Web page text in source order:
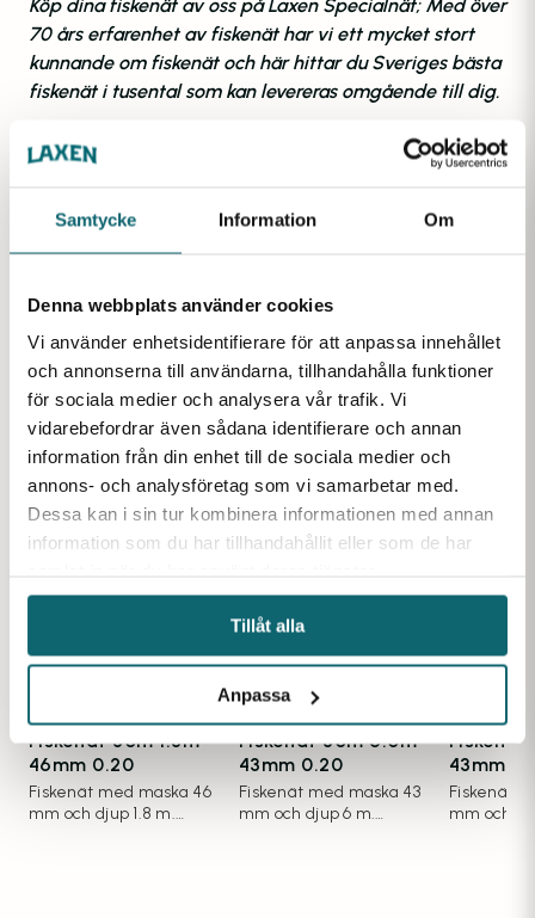
Samtycke Information Om
Denna webbplats använder cookies
Vi använder enhetsidentifierare för att anpassa innehållet
och annonserna till användarna, tillhandahålla funktioner
för sociala medier och analysera vår trafik. Vi
vidarebefordrar även sådana identifierare och annan
information från din enhet till de sociala medier och
annons- och analysföretag som vi samarbetar med.
Dessa kan i sin tur kombinera informationen med annan
information som du har tillhandahållit eller som de har
Tillåt alla
Anpassa
Köp dina fiskenät av oss på Laxen Specialnät; Med över
70 års erfarenhet av fiskenät har vi ett mycket stort
kunnande om fiskenät och här hittar du Sveriges bästa
fiskenät i tusental som kan levereras omgående till dig.
Ytterligare information
1,3 kg
Favoriter inom samma kategori
Fiskenät 30m 1.8m
46mm 0.20
Fiskenät med maska 46
mm och djup 1.8 m.
Fiskenät 30m 6.0m
43mm 0.20
Fiskenät med maska 43
mm och djup 6 m.
Fiskenät
43mm
Fiskenät
mm och